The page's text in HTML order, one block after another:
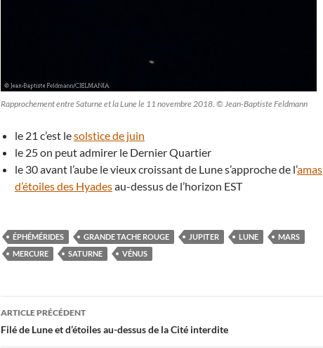
Rapprochement entre Saturne et la Lune le 11 novembre 2018. © Jean-Baptiste Feldmann
le 21 c’est lesolstice de juin
le 25 on peut admirer le Dernier Quartier
le 30 avant l’aube le vieux croissant de Lune s’approche de l’amas
d’étoiles des Hyadesau-dessus de l’horizon EST
ÉPHÉMÉRIDES GRANDE TACHE ROUGE JUPITER LUNE
MARS
MERCURE
SATURNE VÉNUS
Navigation
des
ARTICLE PRÉCÉDENT
Filé de Lune et d’étoiles au-dessus de la Cité interdite